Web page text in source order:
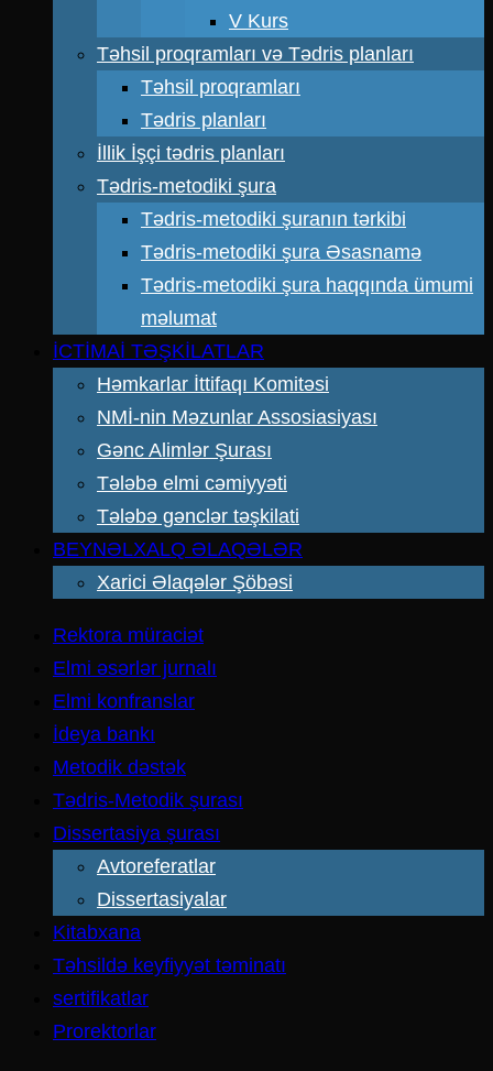
V Kurs
Təhsil proqramları və Tədris planları
Təhsil proqramları
Tədris planları
İllik İşçi tədris planları
Tədris-metodiki şura
Tədris-metodiki şuranın tərkibi
Tədris-metodiki şura Əsasnamə
Tədris-metodiki şura haqqında ümumi
məlumat
İCTİMAİ TƏŞKİLATLAR
Həmkarlar İttifaqı Komitəsi
NMİ-nin Məzunlar Assosiasiyası
Gənc Alimlər Şurası
Tələbə elmi cəmiyyəti
Tələbə gənclər təşkilati
BEYNƏLXALQ ƏLAQƏLƏR
Xarici Əlaqələr Şöbəsi
Rektora müraciət
Elmi əsərlər jurnalı
Elmi konfranslar
İdeya bankı
Metodik dəstək
Tədris-Metodik şurası
Dissertasiya şurası
Avtoreferatlar
Dissertasiyalar
Kitabxana
Təhsildə keyfiyyət təminatı
sertifikatlar
Prorektorlar